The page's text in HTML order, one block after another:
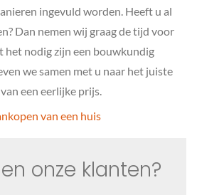
ingevuld worden. Heeft u al
Dan nemen wij graag de tijd voor
het nodig zijn een bouwkundig
we samen met u naar het juiste
een eerlijke prijs.
van een huis
onze klanten?